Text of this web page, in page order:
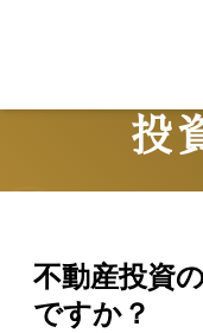
投
不動産投資
ですか？